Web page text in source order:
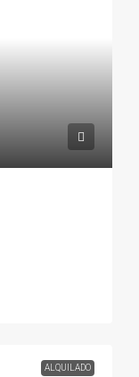
ALQUILADO